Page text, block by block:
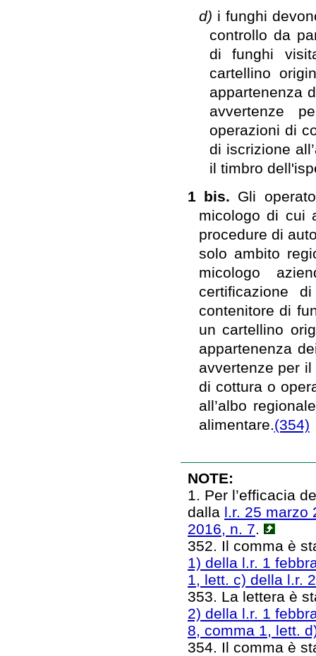
d) i funghi
controllo da
di funghi
cartellino
appartenenza
avvertenze
operazioni di
di iscrizione
il timbro
1 bis. Gli
micologo di cui
procedure di
solo ambito
micologo
certificazione
contenitore di
un cartellino
appartenenza
avvertenze per
di cottura o
all’albo
alimentare.(354)
NOTE:
1. Per l’efficacia
dalla l.r. 25 marzo
2016, n. 7.
352. Il comma è
1) della l.r. 1
1, lett. c) della l.r.
353. La lettera è
2) della l.r. 1
8, comma 1, lett.
354. Il comma è